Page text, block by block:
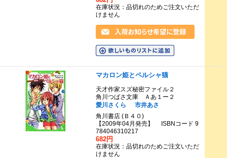
在庫状況：品切れのためご注文いただ
けません
マカロン姫とペルシャ猫
天才作家スズ秘密ファイル２
角川つばさ文庫 Ａあ１ー２
愛川さくら
市井あさ
角川書店 (Ｂ４０)
【2009年04月発売】 ISBNコード 9
784046310217
682円
在庫状況：品切れのためご注文いただ
けません